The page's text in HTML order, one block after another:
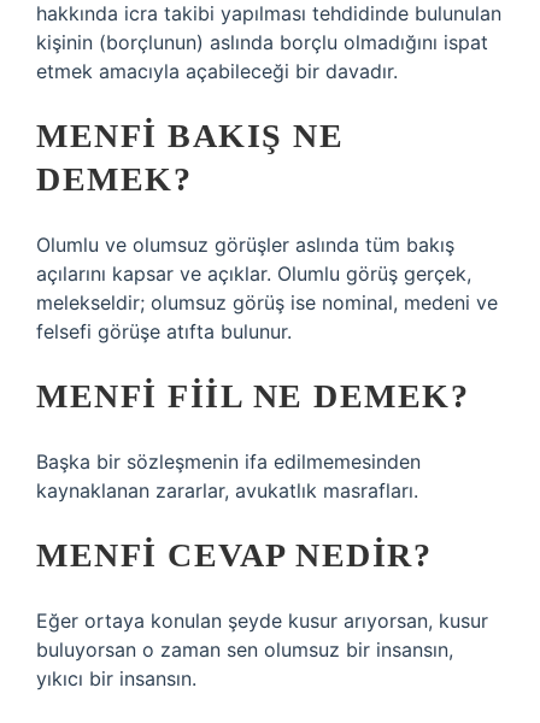
hakkında icra takibi yapılması tehdidinde bulunulan
kişinin (borçlunun) aslında borçlu olmadığını ispat
etmek amacıyla açabileceği bir davadır.
MENFI BAKIŞ NE
DEMEK?
Olumlu ve olumsuz görüşler aslında tüm bakış
açılarını kapsar ve açıklar. Olumlu görüş gerçek,
melekseldir; olumsuz görüş ise nominal, medeni ve
felsefi görüşe atıfta bulunur.
MENFI FIIL NE DEMEK?
Başka bir sözleşmenin ifa edilmemesinden
kaynaklanan zararlar, avukatlık masrafları.
MENFI CEVAP NEDIR?
Eğer ortaya konulan şeyde kusur arıyorsan, kusur
buluyorsan o zaman sen olumsuz bir insansın,
yıkıcı bir insansın.